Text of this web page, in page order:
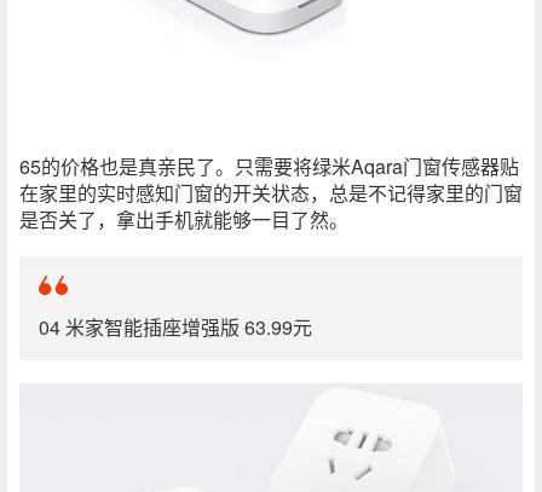
65的价格也是真亲民了。只需要将绿米Aqara门窗传感器贴
在家里的实时感知门窗的开关状态，总是不记得家里的门窗
是否关了，拿出手机就能够一目了然。
04 米家智能插座增强版 63.99元